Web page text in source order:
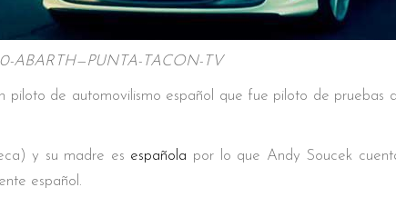
ABARTH—PUNTA-TACON-TV
piloto de automovilismo español que fue piloto de pruebas
y su madre es española por lo que Andy Soucek
español.